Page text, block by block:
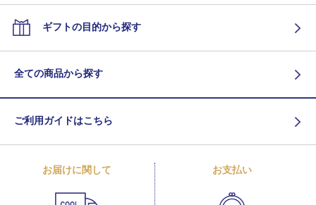
ギフトの目的から探す
全ての商品から探す
ご利用ガイドはこちら
お届けに関して お支払い